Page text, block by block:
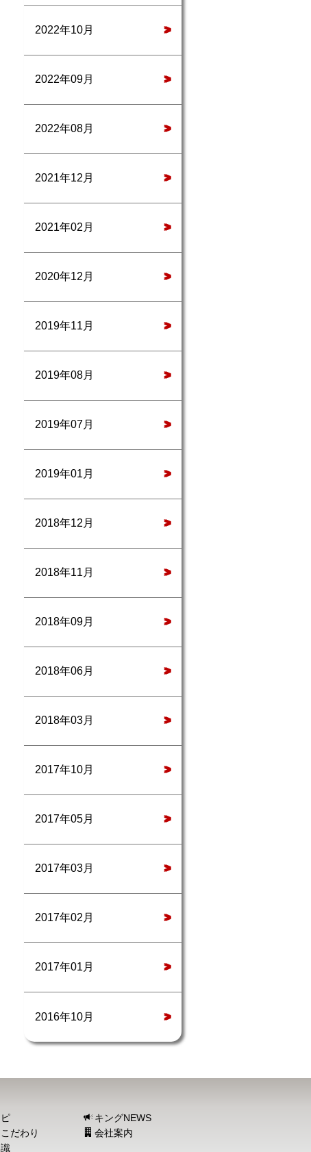
2022年10月 >
2022年09月 >
2022年08月 >
2021年12月 >
2021年02月 >
2020年12月 >
2019年11月 >
2019年08月 >
2019年07月 >
2019年01月 >
2018年12月 >
2018年11月 >
2018年09月 >
2018年06月 >
2018年03月 >
2017年10月 >
2017年05月 >
2017年03月 >
2017年02月 >
2017年01月 >
2016年10月 >
だわり
キングNEWS
会社案内